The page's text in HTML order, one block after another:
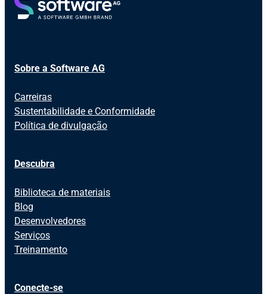
Sobre a Software AG
Carreiras
Sustentabilidade e Conformidade
Política de divulgação
Descubra
Biblioteca de materiais
Blog
Desenvolvedores
Serviços
Treinamento
Conecte-se